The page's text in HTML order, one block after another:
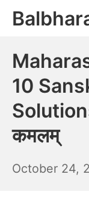
Skip
10
कमलम्
October 24,